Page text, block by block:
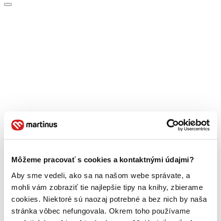
Môžeme pracovať s cookies a kontaktnými údajmi?
Aby sme vedeli, ako sa na našom webe správate, a
mohli vám zobraziť tie najlepšie tipy na knihy, zbierame
cookies. Niektoré sú naozaj potrebné a bez nich by naša
stránka vôbec nefungovala. Okrem toho používame